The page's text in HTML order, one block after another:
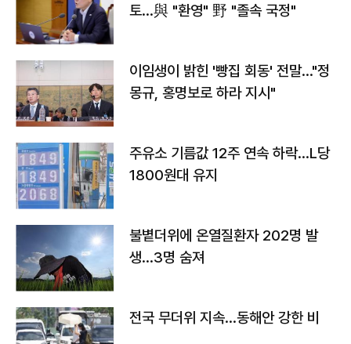
토…與 "환영" 野 "졸속 국정"
이임생이 밝힌 '빵집 회동' 전말…"정
몽규, 홍명보로 하라 지시"
주유소 기름값 12주 연속 하락…L당
1800원대 유지
불볕더위에 온열질환자 202명 발
생…3명 숨져
전국 무더위 지속…동해안 강한 비